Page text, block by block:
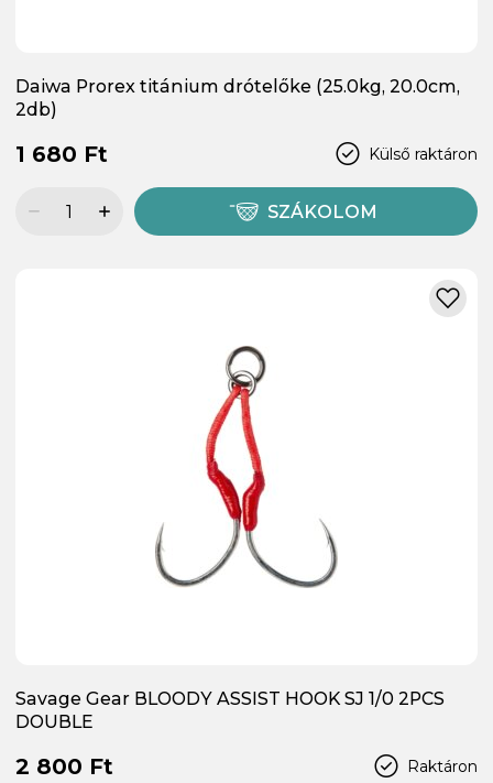
Daiwa Prorex titánium drótelőke (25.0kg, 20.0cm,
2db)
Külső raktáron
1 680 Ft
SZÁKOLOM
Savage Gear BLOODY ASSIST HOOK SJ 1/0 2PCS
DOUBLE
Raktáron
2 800 Ft